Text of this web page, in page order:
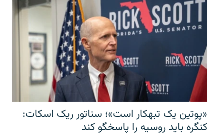
«پوتین یک تبهکار است»؛ سناتور ریک اسکات:
کنگره باید روسیه را پاسخگو کند